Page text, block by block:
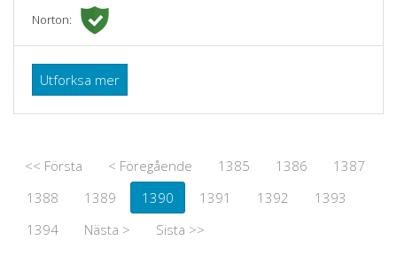
Norton:
Utforksa mer
<< Första < Föregående 1385 1386
1387
1388
1389 1390 1391 1392
1393
1394
Nästa > Sista >>